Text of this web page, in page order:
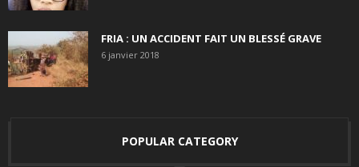
FRIA : UN ACCIDENT FAIT UN BLESSÉ GRAVE
6 janvier 2018
POPULAR CATEGORY